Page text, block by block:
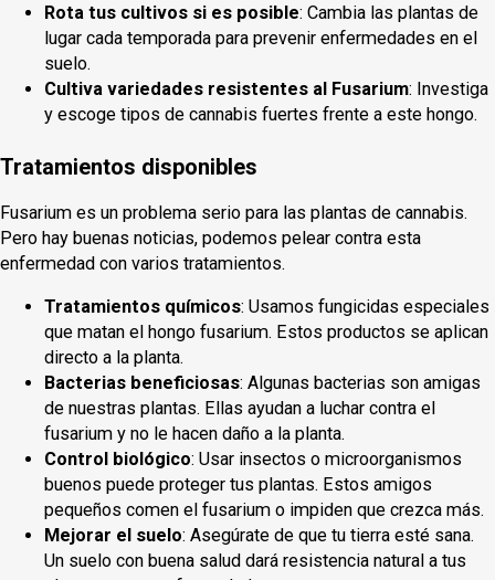
Rota tus cultivos si es posible: Cambia las plantas de
lugar cada temporada para prevenir enfermedades en el
suelo.
Cultiva variedades resistentes al Fusarium: Investiga
y escoge tipos de cannabis fuertes frente a este hongo.
Tratamientos disponibles
Fusarium es un problema serio para las plantas de cannabis.
Pero hay buenas noticias, podemos pelear contra esta
enfermedad con varios tratamientos.
Tratamientos químicos: Usamos fungicidas especiales
que matan el hongo fusarium. Estos productos se aplican
directo a la planta.
Bacterias beneficiosas: Algunas bacterias son amigas
de nuestras plantas. Ellas ayudan a luchar contra el
fusarium y no le hacen daño a la planta.
Control biológico: Usar insectos o microorganismos
buenos puede proteger tus plantas. Estos amigos
pequeños comen el fusarium o impiden que crezca más.
Mejorar el suelo: Asegúrate de que tu tierra esté sana.
Un suelo con buena salud dará resistencia natural a tus